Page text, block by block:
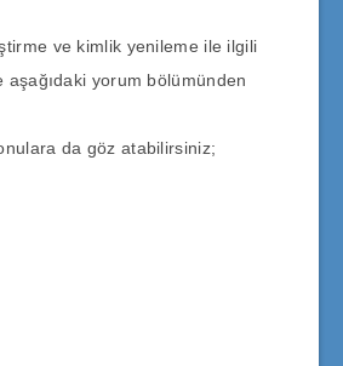
ve kimlik yenileme ile ilgili
aşağıdaki yorum bölümünden
da göz atabilirsiniz;